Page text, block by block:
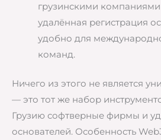
грузинскими компаниями
удалённая регистрация
удобно для
команд.
Ничего из этого не является
— это тот же набор
Грузию софтверные фирмы и
основателей. Особенность